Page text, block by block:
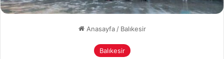
Anasayfa / Balıkesir
Balıkesir